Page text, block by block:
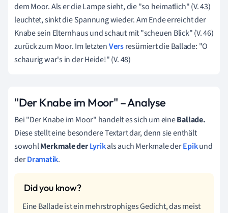
dem Moor. Als er die Lampe sieht, die "so heimatlich" (V. 43)
leuchtet, sinkt die Spannung wieder. Am Ende erreicht der
Knabe sein Elternhaus und schaut mit "scheuen Blick" (V. 46)
zurück zum Moor. Im letztenVersresümiert die Ballade: "O
schaurig war's in der Heide!" (V. 48)
"Der Knabe im Moor" – Analyse
Bei "Der Knabe im Moor" handelt es sich um eineBallade.
Diese stellt eine besondere Textart dar, denn sie enthält
sowohlMerkmale derLyrikals auch Merkmale derEpikund
derDramatik.
Eine Ballade ist ein mehrstrophiges Gedicht, das meist